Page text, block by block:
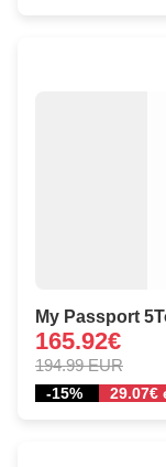
My Passport
165.92€
194.99 EUR
-15% 29.07€